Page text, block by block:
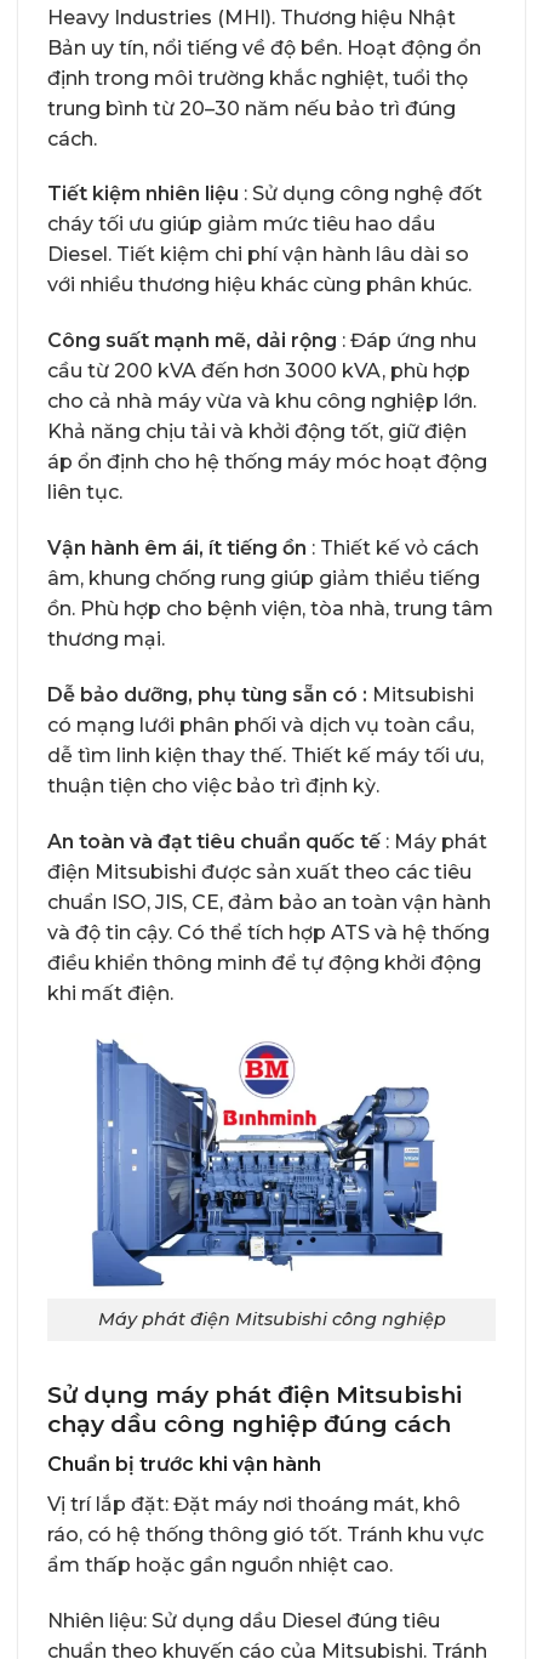
Heavy Industries (MHI). Thương hiệu Nhật
Bản uy tín, nổi tiếng về độ bền. Hoạt động ổn
định trong môi trường khắc nghiệt, tuổi thọ
trung bình từ 20–30 năm nếu bảo trì đúng
cách.
Tiết kiệm nhiên liệu : Sử dụng công nghệ đốt
cháy tối ưu giúp giảm mức tiêu hao dầu
Diesel. Tiết kiệm chi phí vận hành lâu dài so
với nhiều thương hiệu khác cùng phân khúc.
Công suất mạnh mẽ, dải rộng : Đáp ứng nhu
cầu từ 200 kVA đến hơn 3000 kVA, phù hợp
cho cả nhà máy vừa và khu công nghiệp lớn.
Khả năng chịu tải và khởi động tốt, giữ điện
áp ổn định cho hệ thống máy móc hoạt động
liên tục.
Vận hành êm ái, ít tiếng ồn : Thiết kế vỏ cách
âm, khung chống rung giúp giảm thiểu tiếng
ồn. Phù hợp cho bệnh viện, tòa nhà, trung tâm
thương mại.
Dễ bảo dưỡng, phụ tùng sẵn có : Mitsubishi
có mạng lưới phân phối và dịch vụ toàn cầu,
dễ tìm linh kiện thay thế. Thiết kế máy tối ưu,
thuận tiện cho việc bảo trì định kỳ.
An toàn và đạt tiêu chuẩn quốc tế: Máy phát
điện Mitsubishi được sản xuất theo các tiêu
chuẩn ISO, JIS, CE, đảm bảo an toàn vận hành
và độ tin cậy. Có thể tích hợp ATS và hệ thống
điều khiển thông minh để tự động khởi động
khi mất điện.
Máy phát điện Mitsubishi công nghiệp
Sử dụng máy phát điện Mitsubishi
chạy dầu công nghiệp đúng cách
Chuẩn bị trước khi vận hành
Vị trí lắp đặt: Đặt máy nơi thoáng mát, khô
ráo, có hệ thống thông gió tốt. Tránh khu vực
ẩm thấp hoặc gần nguồn nhiệt cao.
Nhiên liệu: Sử dụng dầu Diesel đúng tiêu
chuẩn theo khuyến cáo của Mitsubishi. Tránh